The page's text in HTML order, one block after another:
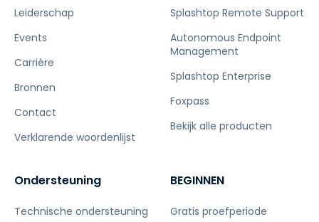
Leiderschap
Events
Carrière
Bronnen
Contact
Verklarende woordenlijst
Splashtop Remote Support
Autonomous Endpoint
Management
Splashtop Enterprise
Foxpass
Bekijk alle producten
Ondersteuning
Technische ondersteuning
BEGINNEN
Gratis proefperiode